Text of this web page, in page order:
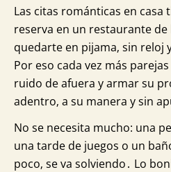
Las citas románticas en casa
reserva en un restaurante
quedarte en pijama‚ sin reloj
Por eso cada vez más
ruido de afuera y armar su
adentro‚ a su manera y sin
No se necesita mucho: una
una tarde de juegos o un
poco‚ se va solviendo․ Lo